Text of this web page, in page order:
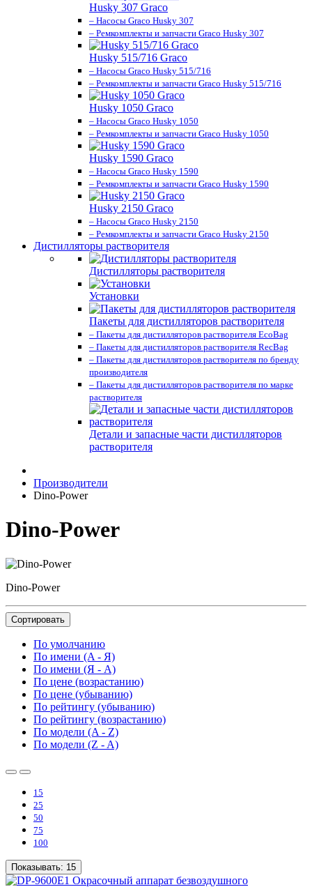
Husky 307 Graco
– Насосы Graco Husky 307
– Ремкомплекты и запчасти Graco Husky 307
Husky 515/716 Graco
– Насосы Graco Husky 515/716
– Ремкомплекты и запчасти Graco Husky 515/716
Husky 1050 Graco
– Насосы Graco Husky 1050
– Ремкомплекты и запчасти Graco Husky 1050
Husky 1590 Graco
– Насосы Graco Husky 1590
– Ремкомплекты и запчасти Graco Husky 1590
Husky 2150 Graco
– Насосы Graco Husky 2150
– Ремкомплекты и запчасти Graco Husky 2150
Дистилляторы растворителя
Дистилляторы растворителя
Установки
Пакеты для дистилляторов растворителя
– Пакеты для дистилляторов растворителя EcoBag
– Пакеты для дистилляторов растворителя RecBag
– Пакеты для дистилляторов растворителя по бренду
производителя
– Пакеты для дистилляторов растворителя по марке
растворителя
Детали и запасные части дистилляторов
растворителя
Производители
Dino-Power
Dino-Power
Dino-Power
Сортировать
По умолчанию
По имени (A - Я)
По имени (Я - A)
По цене (возрастанию)
По цене (убыванию)
По рейтингу (убыванию)
По рейтингу (возрастанию)
По модели (A - Z)
По модели (Z - A)
15
25
50
75
100
Показывать: 15